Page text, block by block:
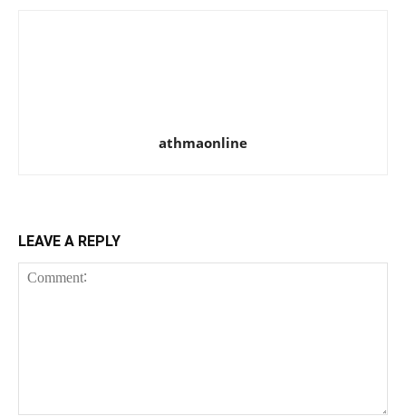
athmaonline
LEAVE A REPLY